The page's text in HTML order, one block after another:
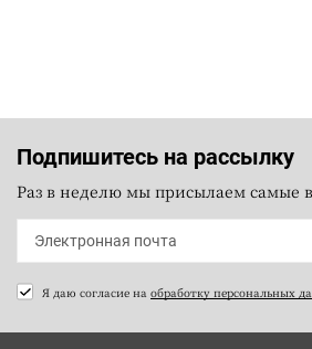
Подпишитесь на рассылку
Раз в неделю мы присылаем самые
Я даю согласие на обработку персональных